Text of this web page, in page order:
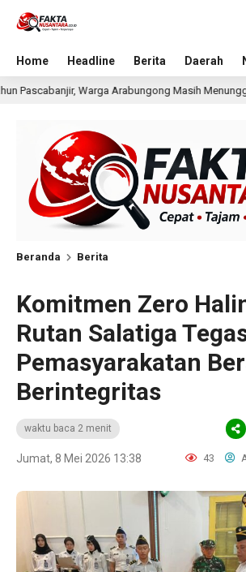
Home Headline Berita Daerah
Menunggu Bantuan Perbaikan Rumah
Beranda Berita
Komitmen Zero
Rutan Salatiga
Pemasyarakatan
Berintegritas
waktu baca 2 menit
Jumat, 8 Mei 2026 13:38 43